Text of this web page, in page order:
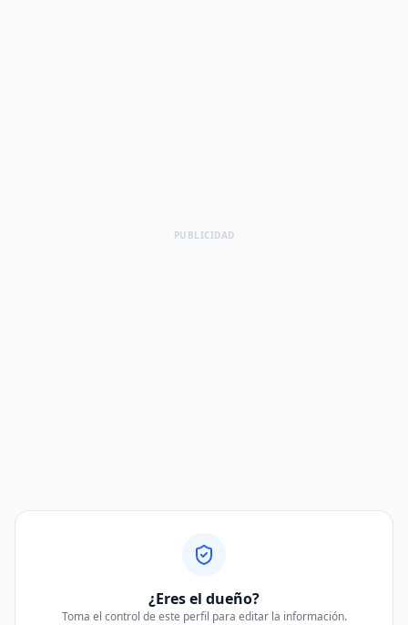
PUBLICIDAD
¿Eres el dueño?
Toma el control de este perfil para editar la información.